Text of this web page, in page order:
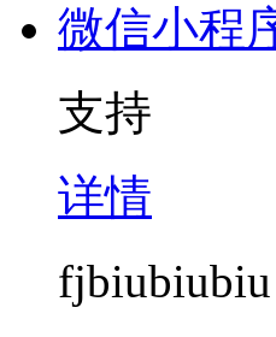
微信小程
支持
详情
fjbiubiubiu